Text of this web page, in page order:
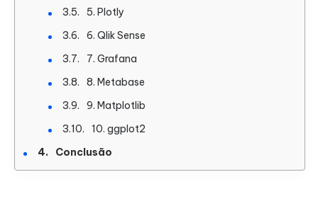
5. Plotly
6. Qlik Sense
7. Grafana
8. Metabase
9. Matplotlib
10. ggplot2
Conclusão